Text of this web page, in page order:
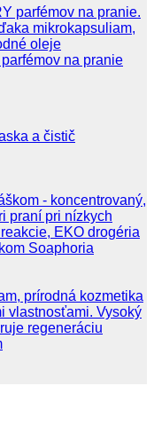
na pranie
a čistič
Soaphoria